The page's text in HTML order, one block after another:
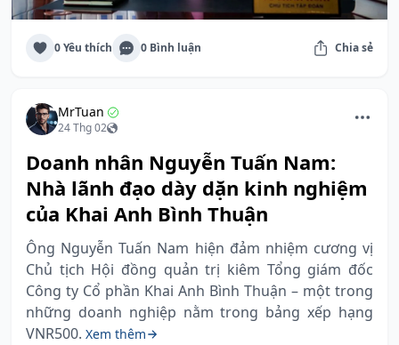
0 Yêu thích 0 Bình luận Chia sẻ
MrTuan
24 Thg 02
Doanh nhân Nguyễn Tuấn Nam:
Nhà lãnh đạo dày dặn kinh nghiệm
của Khai Anh Bình Thuận
Ông Nguyễn Tuấn Nam hiện đảm nhiệm cương vị
Chủ tịch Hội đồng quản trị kiêm Tổng giám đốc
Công ty Cổ phần Khai Anh Bình Thuận – một trong
những doanh nghiệp nằm trong bảng xếp hạng
VNR500. Xem thêm